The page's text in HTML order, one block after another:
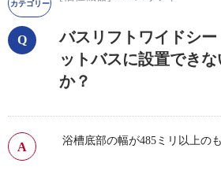
バスリフトワイドシ
ットバスに設置でき
か？
浴槽底部の幅が485ミリ以上の